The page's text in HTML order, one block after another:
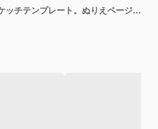
リアルな蒸気現代高速列車スケッチテンプレート。ぬりえページ3Dモデル列車。黒と白の漫画イラスト。塗り絵、ページ、ストーリーブック。